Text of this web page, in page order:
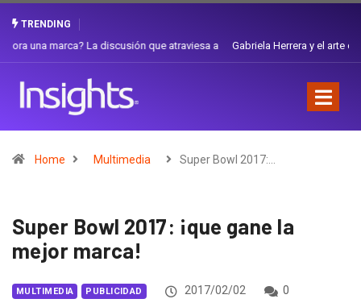
TRENDING
Gabriela Herrera y el arte de cambiarse el sombrero en Corporación
Home Multimedia Super Bowl 2017:…
Super Bowl 2017: ¡que gane la
mejor marca!
MULTIMEDIA PUBLICIDAD 2017/02/02
0